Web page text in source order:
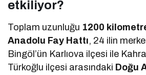
etkiliyor?
Toplam uzunluğu 1200
Anadolu Fay Hattı, 24 ilin
Bingöl’ün Karlıova ilçesi ile
Türkoğlu ilçesi arasındaki Doğu